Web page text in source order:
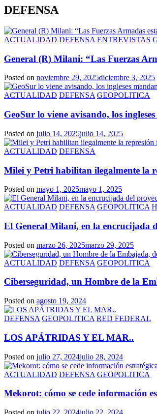
DEFENSA
ACTUALIDAD DEFENSA ENTREVISTAS
General (R) Milani: “Las Fuerzas
Posted on noviembre 29, 2025diciembre 3, 2025
ACTUALIDAD DEFENSA GEOPOLITICA
GeoSur lo viene avisando, los
Posted on julio 14, 2025julio 14, 2025
ACTUALIDAD DEFENSA
Milei y Petri habilitan ilegalmente la
Posted on mayo 1, 2025mayo 1, 2025
ACTUALIDAD DEFENSA GEOPOLITICA
El General Milani, en la encrucijada
Posted on marzo 26, 2025marzo 29, 2025
ACTUALIDAD DEFENSA GEOPOLITICA
Ciberseguridad, un Hombre de la
Posted on agosto 19, 2024
DEFENSA GEOPOLITICA RED FEDERAL
LOS APÁTRIDAS Y EL MAR..
Posted on julio 27, 2024julio 28, 2024
ACTUALIDAD DEFENSA GEOPOLITICA
Mekorot: cómo se cede información
Posted on julio 22, 2024julio 22, 2024